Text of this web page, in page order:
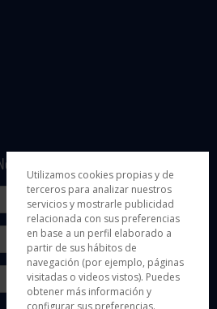
Utilizamos cookies propias y de
terceros para analizar nuestros
servicios y mostrarle publicidad
relacionada con sus preferencias
en base a un perfil elaborado a
partir de sus hábitos de
navegación (por ejemplo, páginas
visitadas o videos vistos). Puedes
obtener más información y
configurar sus preferencias.